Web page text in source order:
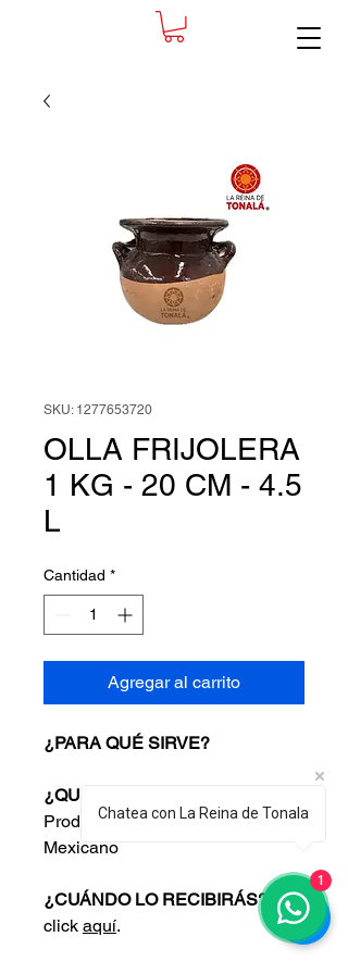
SKU: 1277653720
OLLA FRIJOLERA
1 KG - 20 CM - 4.5
L
Cantidad *
Agregar al carrito
¿PARA QUÉ SIRVE?
¿QUÉ VAS A RECIBIR?
Producto Artesanal 100%
Mexicano
¿CUÁNDO LO RECIBIRÁS? Haz
click aquí.
Chatea con La Reina de Tonala
1